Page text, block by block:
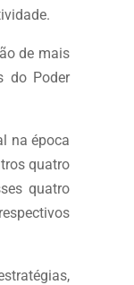
de mais
do Poder
na época
quatro
quatro